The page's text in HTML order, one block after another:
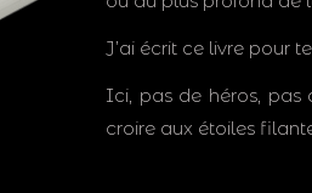
J’ai écrit ce livre pour
Ici, pas de héros, pas
croire aux étoiles